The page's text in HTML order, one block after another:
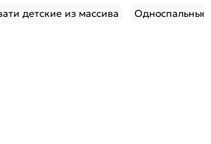
детские из массива Односпальные